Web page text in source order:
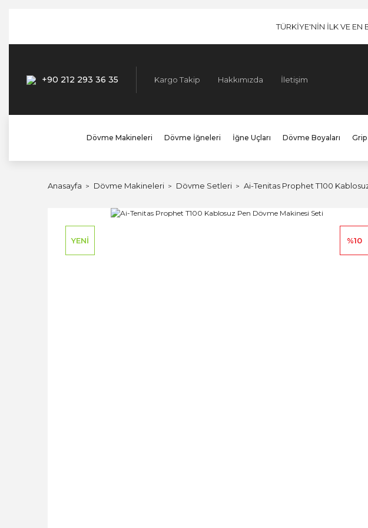
TÜRKİYE'NİN İLK VE EN
+90 212 293 36 35 Kargo Takip Hakkımızda İletişim
Dövme Makineleri Dövme İğneleri İğne Uçları Dövme Boyaları
Anasayfa Dövme Makineleri Dövme Setleri Ai-Tenitas Prophet T100
%10
YENİ